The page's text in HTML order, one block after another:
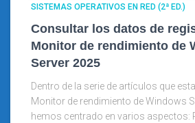
SISTEMAS OPERATIVOS EN RED (2ª ED.)
Consultar los datos de
Monitor de rendimiento de
Server 2025
Dentro de la serie de artículos que
Monitor de rendimiento de Windows
hemos centrado en varios aspectos: